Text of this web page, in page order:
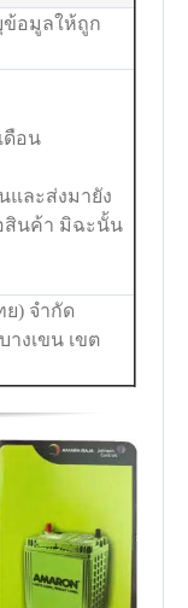
ข้อมูลให้ถูก
ดือน
และส่งมายัง
สินค้า มิฉะนั้น
ย) จำกัด
างเขน เขต